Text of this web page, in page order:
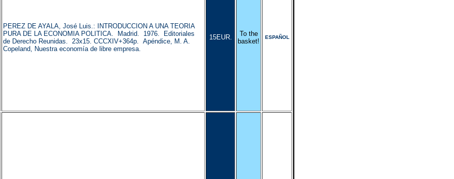
PEREZ DE AYALA, José Luis.: INTRODUCCION A UNA TEORIA
PURA DE LA ECONOMIA POLITICA. Madrid. 1976. Editoriales
de Derecho Reunidas. 23x15. CCCXIV+364p. Apéndice, M. A.
Copeland, Nuestra economía de libre empresa.
15EUR.
To the
basket!
ESPAÑOL